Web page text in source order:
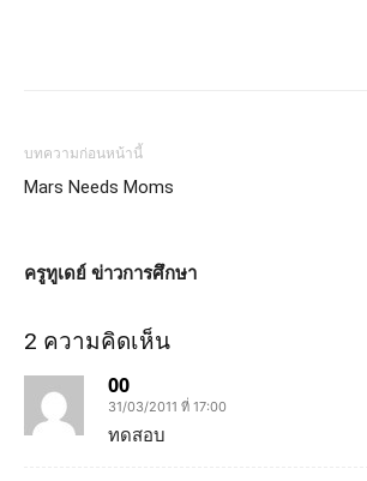
บทความก่อนหน้านี้
Mars Needs Moms
ครูทูเดย์ ข่าวการศึกษา
2 ความคิดเห็น
00
31/03/2011 ที่ 17:00
ทดสอบ